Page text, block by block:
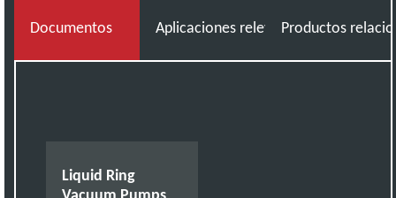
Documentos Aplicaciones relevantesProductos
Liquid Ring
Vacuum Pumps